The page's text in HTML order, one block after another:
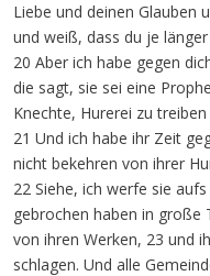
Liebe und deinen Glauben
und weiß, dass du je
20 Aber ich habe gegen
die sagt, sie sei eine
Knechte, Hurerei zu
21 Und ich habe ihr Zeit
nicht bekehren von ihrer
22 Siehe, ich werfe sie
gebrochen haben in große
von ihren Werken, 23 und
schlagen. Und alle